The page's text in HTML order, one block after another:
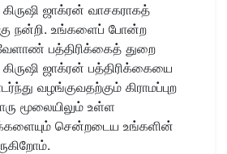
ஜாக்ரன் வாசகராகத்
நன்றி. உங்களைப் போன்ற
பத்திரிக்கைத் துறை
கிருஷி ஜாக்ரன் பத்திரிக்கையை
வழங்குவதற்கும் கிராமப்புற
மூலையிலும் உள்ள
சென்றடைய உங்களின்